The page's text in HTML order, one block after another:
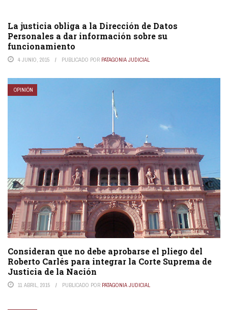
La justicia obliga a la Dirección de Datos
Personales a dar información sobre su
funcionamiento
4 JUNIO, 2015 PUBLICADO POR PATAGONIA JUDICIAL
OPINIÓN
Consideran que no debe aprobarse el pliego del
Roberto Carlés para integrar la Corte Suprema de
Justicia de la Nación
11 ABRIL, 2015 PUBLICADO POR PATAGONIA JUDICIAL